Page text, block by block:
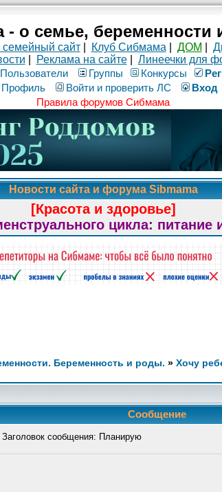
о семье, беременности
сайт| Клуб Сибмама ДОМ
Реклама на сайте| Линеечки для
Пользователи Группы Конкурсы
Профиль
Войти и проверить ЛС
Вход
Правила форумов Сибмама
Новости сайта и форума Sibmama
[Красота и здоровье]
цикла: питание
Беременность и роды. » Хочу
Сообщение
сообщения: Планирую